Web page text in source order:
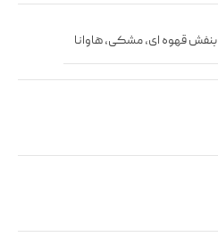
بنفش قهوه ای,مشکی,هاوانا